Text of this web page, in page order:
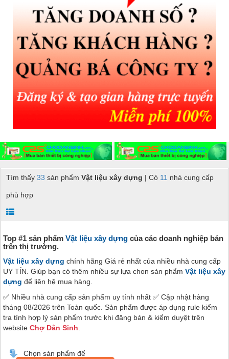
Tìm thấy 33 sản phẩm Vật liệu xây dựng | Có 11 nhà cung cấp
phù hợp
Top #1 sản phẩm Vật liệu xây dựng của các doanh nghiệp bán
trên thị trường.
Vật liệu xây dựng chính hãng Giá rẻ nhất của nhiều nhà cung cấp
UY TÍN. Giúp bạn có thêm nhiều sự lựa chon sản phẩm Vật liệu xây
dựng để liên hệ mua hàng.
✅ Nhiều nhà cung cấp sản phẩm uy tính nhất ✅ Cập nhật hàng
tháng 08/2026 trên Toàn quốc. Sản phẩm được áp dụng rule kiểm
tra tính hợp lý sản phẩm trước khi đăng bán & kiểm duyệt trên
website Chợ Dân Sinh.
Chọn sản phẩm để